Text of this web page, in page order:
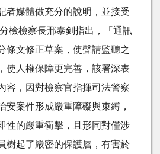
者媒體做充分的說明，並接受
檢檢察長邢泰釗指出，「通訊
條文修正草案，使聲請監聽之
使人權保障更完善，該署深表
容，因對檢察官指揮司法警察
安案件形成嚴重障礙與束縛，
性的嚴重衝擊，且形同對僅涉
樹起了嚴密的保護層，有害於